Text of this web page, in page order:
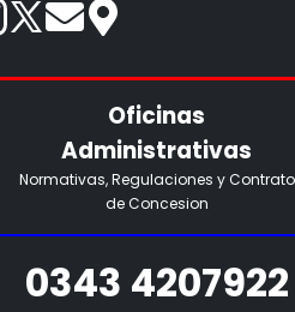
Oficinas
Administrativas
Normativas, Regulaciones y Contrato
de Concesion
0343 4207922